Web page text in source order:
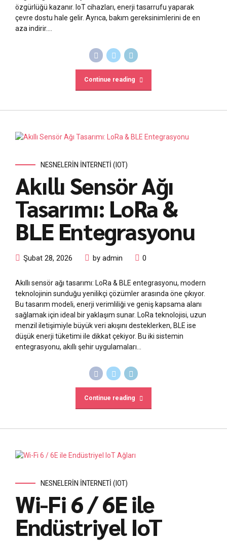
özgürlüğü kazanır. IoT cihazları, enerji tasarrufu yaparak
çevre dostu hale gelir. Ayrıca, bakım gereksinimlerini de en
aza indirir....
Continue reading
NESNELERIN İNTERNETI (IOT)
Akıllı Sensör Ağı
Tasarımı: LoRa &
BLE Entegrasyonu
Şubat 28, 2026 by admin 0
Akıllı sensör ağı tasarımı: LoRa & BLE entegrasyonu, modern
teknolojinin sunduğu yenilikçi çözümler arasında öne çıkıyor.
Bu tasarım modeli, enerji verimliliği ve geniş kapsama alanı
sağlamak için ideal bir yaklaşım sunar. LoRa teknolojisi, uzun
menzil iletişimiyle büyük veri akışını desteklerken, BLE ise
düşük enerji tüketimi ile dikkat çekiyor. Bu iki sistemin
entegrasyonu, akıllı şehir uygulamaları...
Continue reading
NESNELERIN İNTERNETI (IOT)
Wi-Fi 6 / 6E ile
Endüstriyel IoT